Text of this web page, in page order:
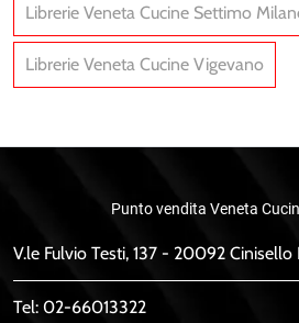
Librerie Veneta Cucine Settimo
Librerie Veneta Cucine Vigevano
Punto vendita Veneta
V.le Fulvio Testi, 137 - 20092
Tel: 02-66013322